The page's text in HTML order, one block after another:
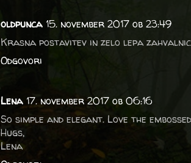
oldpunca 15. november 2017 ob 23:49
Krasna postavitev in zelo lepa
Odgovori
Lena 17. november 2017 ob 06:16
So simple and elegant. Love the
Hugs,
Lena